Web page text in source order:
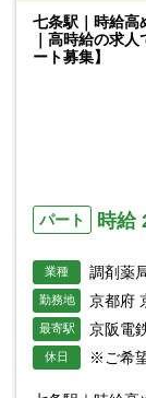
七条駅｜時給高
｜高時給の求
ート募集】
パート 時給
業種 調剤薬
勤務地 京都府
最寄駅 京阪電
休日 ※ご希